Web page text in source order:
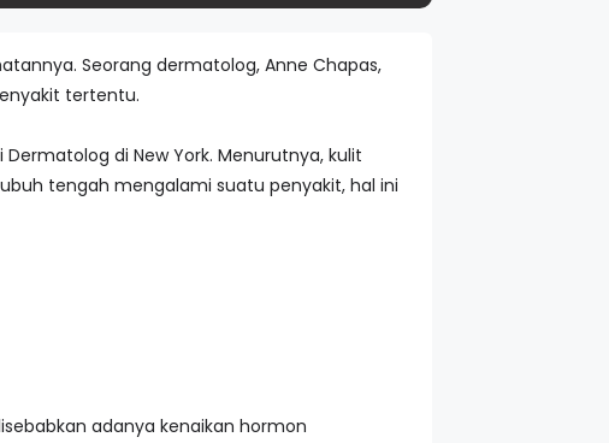
Seorang dermatolog, Anne Chapas,
tertentu.
di New York. Menurutnya, kulit
tengah mengalami suatu penyakit, hal ini
adanya kenaikan hormon